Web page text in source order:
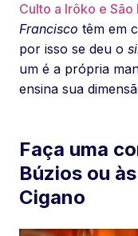
Culto a Irôko e São
Francisco têm em
por isso se deu o
um é a própria
ensina sua
Faça uma
Búzios ou
Cigano